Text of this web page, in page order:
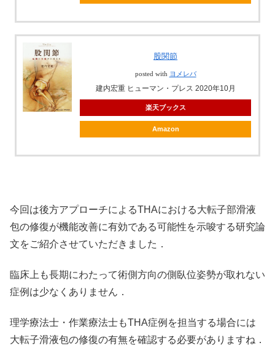
股関節
posted with ヨメレバ
建内宏重 ヒューマン・プレス 2020年10月
楽天ブックス
Amazon
今回は後方アプローチによるTHAにおける大転子部滑液
包の修復が機能改善に有効である可能性を示唆する研究論
文をご紹介させていただきました．
臨床上も長期にわたって術側方向の側臥位姿勢が取れない
症例は少なくありません．
理学療法士・作業療法士もTHA症例を担当する場合には
大転子滑液包の修復の有無を確認する必要がありますね．